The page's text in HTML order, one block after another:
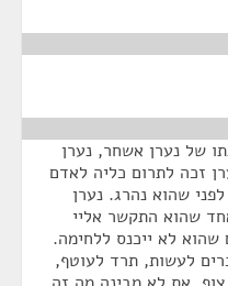
של נערן אשחר, נערן
נערן זכה לתרום כליה לאדם
שהוא נהרג. נערן
שהוא התקשר אליי
שהוא לא ייכנס ללחימה.
לעשות, תרד לעוטף,